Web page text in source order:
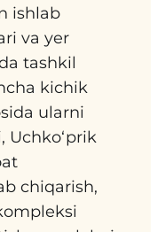
ishlab
va yer
tashkil
kichik
ularni
Uchko‘prik
chiqarish,